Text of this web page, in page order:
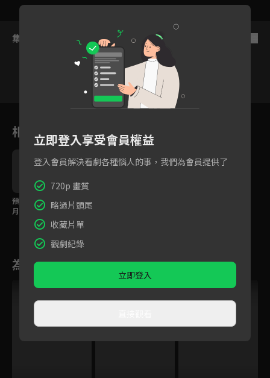
集數列表
33 34 35
相關花絮
預告：丁一宇、賈青3個
月試用愛情，還有終身
保修？！
為您推薦
立即登入享受會員權益
登入會員解決看劇各種惱人的事，我們為會員提供了
720p 畫質
略過片頭尾
收藏片單
觀劇紀錄
立即登入